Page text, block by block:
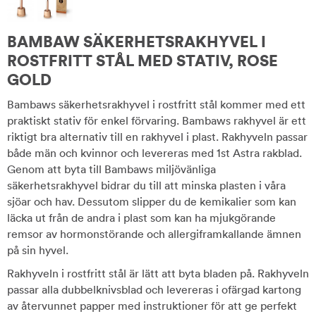
BAMBAW SÄKERHETSRAKHYVEL I
ROSTFRITT STÅL MED STATIV, ROSE
GOLD
Bambaws säkerhetsrakhyvel i rostfritt stål kommer med ett
praktiskt stativ för enkel förvaring. Bambaws rakhyvel är ett
riktigt bra alternativ till en rakhyvel i plast. Rakhyveln passar
både män och kvinnor och levereras med 1st Astra rakblad.
Genom att byta till Bambaws miljövänliga
säkerhetsrakhyvel bidrar du till att minska plasten i våra
sjöar och hav. Dessutom slipper du de kemikalier som kan
läcka ut från de andra i plast som kan ha mjukgörande
remsor av hormonstörande och allergiframkallande ämnen
på sin hyvel.
Rakhyveln i rostfritt stål är lätt att byta bladen på. Rakhyveln
passar alla dubbelknivsblad och levereras i ofärgad kartong
av återvunnet papper med instruktioner för att ge perfekt